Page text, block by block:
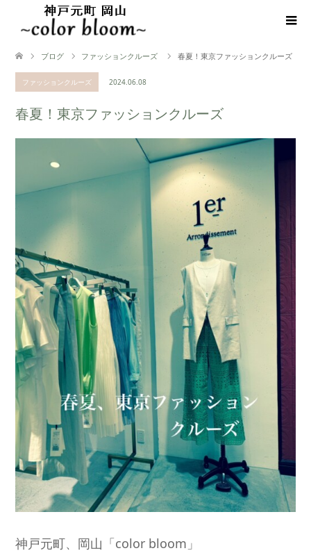
ブログ ファッションクルーズ 春夏！東京ファッションクルーズ
ファッションクルーズ 2024.06.08
春夏！東京ファッションクルーズ
神戸元町、岡山「color bloom」